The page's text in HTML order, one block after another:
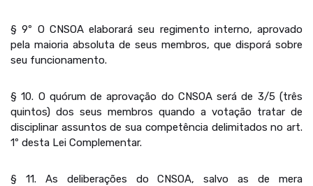
§ 9º O CNSOA elaborará seu regimento interno, aprovado
pela maioria absoluta de seus membros, que disporá sobre
seu funcionamento.
§ 10. O quórum de aprovação do CNSOA será de 3/5 (três
quintos) dos seus membros quando a votação tratar de
disciplinar assuntos de sua competência delimitados no art.
1º desta Lei Complementar.
§ 11. As deliberações do CNSOA, salvo as de mera